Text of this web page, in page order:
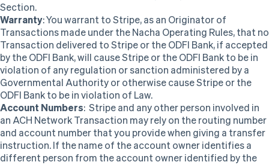
Section.
Warranty: You warrant to Stripe, as an Originator of
Transactions made under the Nacha Operating Rules, that no
Transaction delivered to Stripe or the ODFI Bank, if accepted
by the ODFI Bank, will cause Stripe or the ODFI Bank to be in
violation of any regulation or sanction administered by a
Governmental Authority or otherwise cause Stripe or the
ODFI Bank to be in violation of Law.
Account Numbers: Stripe and any other person involved in
an ACH Network Transaction may rely on the routing number
and account number that you provide when giving a transfer
instruction. If the name of the account owner identifies a
different person from the account owner identified by the